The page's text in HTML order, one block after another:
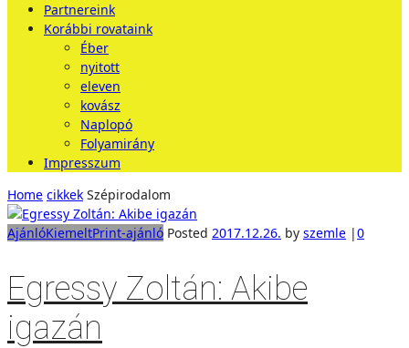
Partnereink
Korábbi rovataink
Éber
nyitott
eleven
kovász
Naplopó
Folyamirány
Impresszum
Home cikkek Szépirodalom
AjánlóKiemeltPrint-ajánló Posted 2017.12.26. by szemle |0
Egressy Zoltán: Akibe
igazán